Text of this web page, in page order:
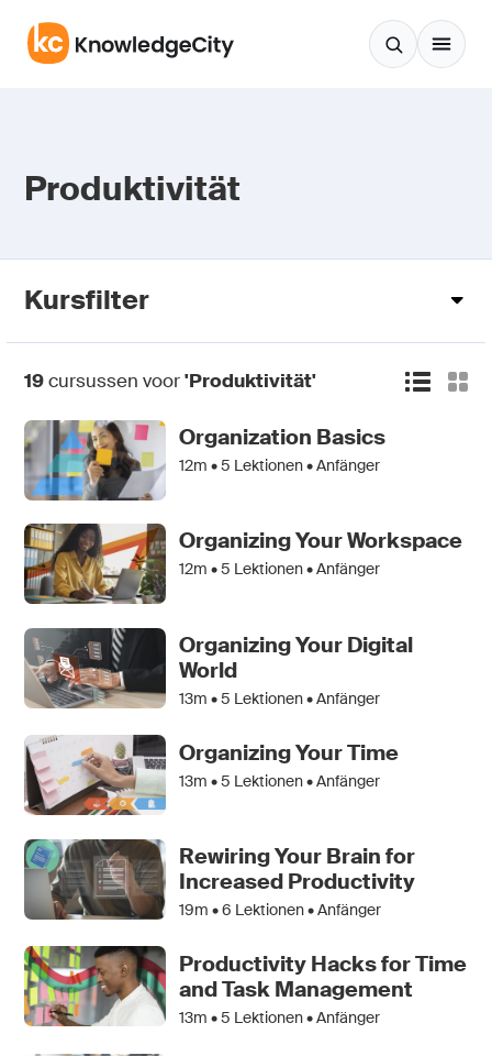
Produktivität
Kursfilter
19cursussen voor'Produktivität'
Organization Basics
12m •5 Lektionen • Anfänger
Organizing Your Workspace
12m •5 Lektionen • Anfänger
Organizing Your Digital
World
13m •5 Lektionen • Anfänger
Organizing Your Time
13m •5 Lektionen • Anfänger
Rewiring Your Brain for
Increased Productivity
19m •6 Lektionen • Anfänger
Productivity Hacks for Time
and Task Management
13m •5 Lektionen • Anfänger